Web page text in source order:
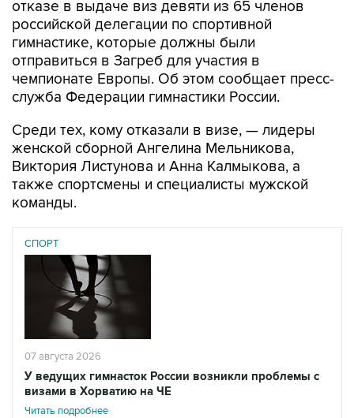
отказе в выдаче виз девяти из 65 членов
российской делегации по спортивной
гимнастике, которые должны были
отправиться в Загреб для участия в
чемпионате Европы. Об этом сообщает пресс-
служба Федерации гимнастики России.
Среди тех, кому отказали в визе, — лидеры
женской сборной Ангелина Мельникова,
Виктория Листунова и Анна Калмыкова, а
также спортсмены и специалисты мужской
команды.
СПОРТ
07 августа 2026
У ведущих гимнасток России возникли проблемы с
визами в Хорватию на ЧЕ
Читать подробнее